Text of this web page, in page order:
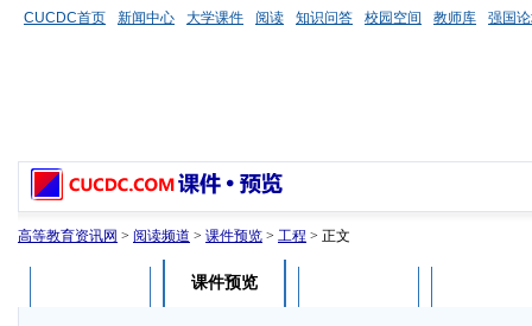
CUCDC首页 新闻中心 大学课件 阅读 知识问答 校园空间 教师库 强国
高等教育资讯网 > 阅读频道 > 课件预览 > 工程 > 正文
课件预览